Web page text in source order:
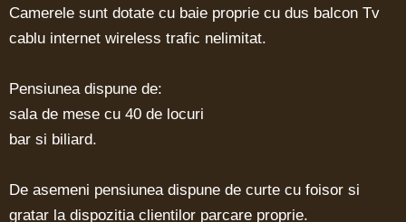
Camerele sunt dotate cu baie proprie cu dus balcon Tv
cablu internet wireless trafic nelimitat.
Pensiunea dispune de:
sala de mese cu 40 de locuri
bar si biliard.
De asemeni pensiunea dispune de curte cu foisor si
gratar la dispozitia clientilor parcare proprie.